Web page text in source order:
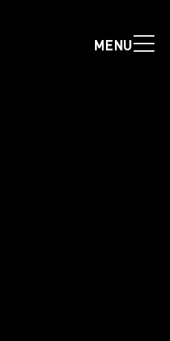
MENU